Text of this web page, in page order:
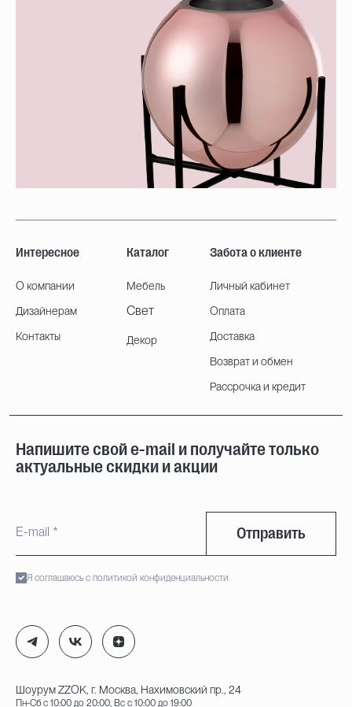
Интересное
О компании
Дизайнерам
Контакты
Каталог
Мебель
Свет
Декор
Забота о клиенте
Личный кабинет
Оплата
Доставка
Возврат и обмен
Рассрочка и кредит
Напишите свой e-mail и получайте только
актуальные скидки и акции
Отправить
Я соглашаюсь с политикой конфиденциальности
Шоурум ZZOK, г. Москва, Нахимовский пр., 24
Пн-Сб с 10:00 до 20:00, Вс с 10:00 до 19:00